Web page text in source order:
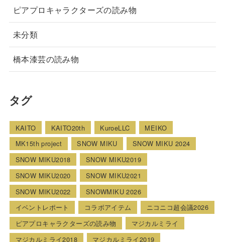
ピアプロキャラクターズの読み物
未分類
橋本漆芸の読み物
タグ
KAITO KAITO20th KuroeLLC
MEIKO
MK15th project
SNOW MIKU
SNOW MIKU 2024
SNOW MIKU2018
SNOW MIKU2019
SNOW MIKU2020
SNOW MIKU2021
SNOW MIKU2022
SNOWMIKU 2026
イベントレポート
コラボアイテム
ニコニコ超会議2026
ピアプロキャラクターズの読み物
マジカルミライ
マジカルミライ2018
マジカルミライ2019